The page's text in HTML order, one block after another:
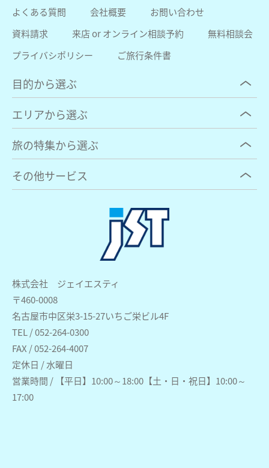
株式会社 ジェイエスティ
〒460-0008
名古屋市中区栄3-15-27いちご栄ビル4F
TEL / 052-264-0300
FAX / 052-264-4007
定休日 / 水曜日
営業時間 / 【平日】10:00～18:00【土・日・祝日】10:00～
17:00
よくある質問
会社概要
お問い合わせ
資料請求
来店 or オンライン相談予約
無料相談会
プライバシポリシー
ご旅行条件書
目的から選ぶ
エリアから選ぶ
旅の特集から選ぶ
その他サービス